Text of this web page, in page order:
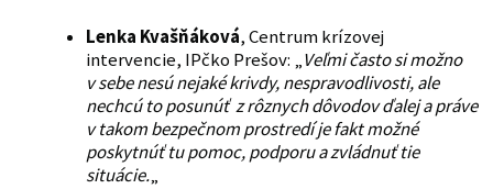
Lenka Kvašňáková, Centrum krízovej
intervencie, IPčko Prešov: „Veľmi často si možno
v sebe nesú nejaké krivdy, nespravodlivosti, ale
nechcú to posunúť z rôznych dôvodov ďalej a práve
v takom bezpečnom prostredí je fakt možné
poskytnúť tu pomoc, podporu a zvládnuť tie
situácie.„